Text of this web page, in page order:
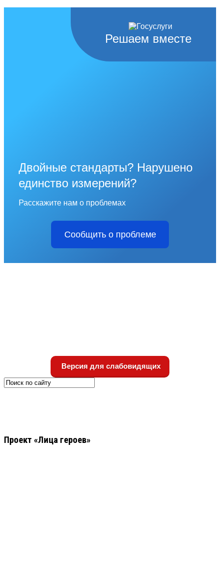
Решаем вместе
Двойные стандарты? Нарушено
единство измерений?
Расскажите нам о проблемах
Сообщить о проблеме
Версия для слабовидящих
Проект «Лица героев»